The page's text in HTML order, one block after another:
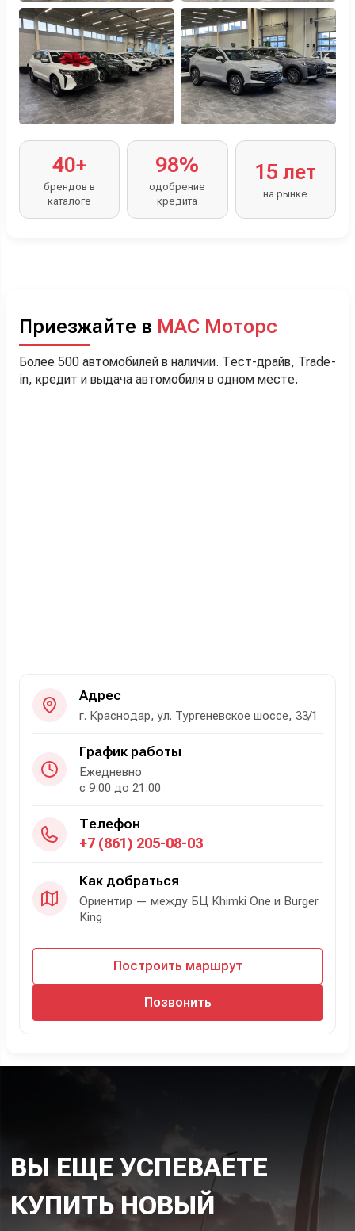
40+
брендов в
каталоге
98%
одобрение
кредита
15 лет
на рынке
Приезжайте в МАС Моторс
Более 500 автомобилей в наличии. Тест-драйв, Trade-
in, кредит и выдача автомобиля в одном месте.
Адрес
г. Краснодар, ул. Тургеневское шоссе, 33/1
График работы
Ежедневно
с 9:00 до 21:00
Телефон
+7 (861) 205-08-03
Как добраться
Ориентир — между БЦ Khimki One и Burger
King
Построить маршрут
Позвонить
ВЫ ЕЩЕ УСПЕВАЕТЕ
КУПИТЬ НОВЫЙ